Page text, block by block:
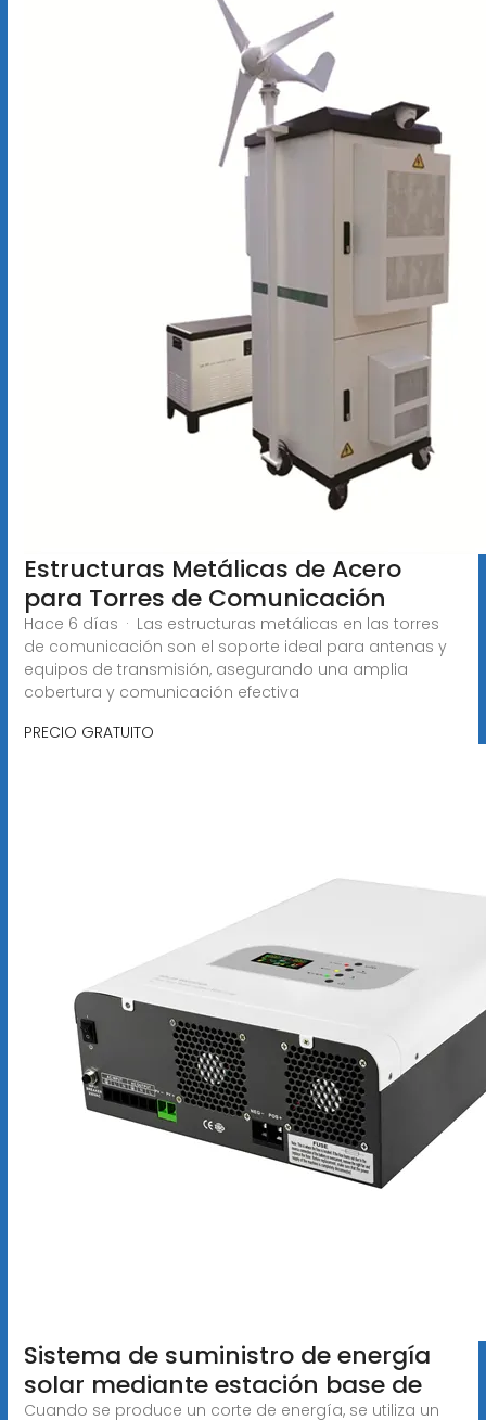
Estructuras Metálicas de Acero
para Torres de Comunicación
Hace 6 días · Las estructuras metálicas en las torres
de comunicación son el soporte ideal para antenas y
equipos de transmisión, asegurando una amplia
cobertura y comunicación efectiva
PRECIO GRATUITO
Sistema de suministro de energía
solar mediante estación base de
Cuando se produce un corte de energía, se utiliza un